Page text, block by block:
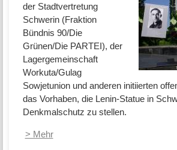
der Stadtvertretung
Schwerin (Fraktion
Bündnis 90/Die
Grünen/Die PARTEI), der
Lagergemeinschaft
Workuta/Gulag
Sowjetunion und anderen initiierten
das Vorhaben, die Lenin-Statue in
Denkmalschutz zu stellen.
> Mehr